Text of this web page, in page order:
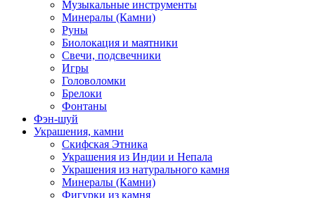
Музыкальные инструменты
Минералы (Камни)
Руны
Биолокация и маятники
Свечи, подсвечники
Игры
Головоломки
Брелоки
Фонтаны
Фэн-шуй
Украшения, камни
Скифская Этника
Украшения из Индии и Непала
Украшения из натурального камня
Минералы (Камни)
Фигурки из камня